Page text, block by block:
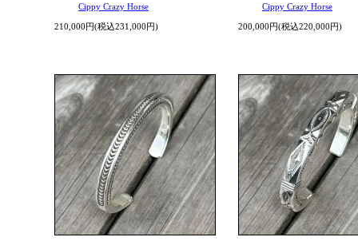
Cippy Crazy Horse
210,000円(税込231,000円)
Cippy Crazy Horse
200,000円(税込220,000円)